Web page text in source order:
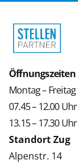
Öffnungszeiten
Montag – Freitag
07.45 – 12.00 Uhr
13.15 – 17.30 Uhr
Standort Zug
Alpenstr. 14